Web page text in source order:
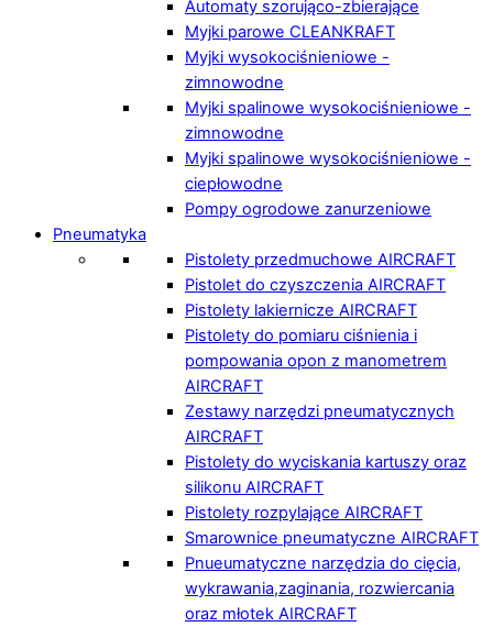
Automaty szorująco-zbierające
Myjki parowe CLEANKRAFT
Myjki wysokociśnieniowe -
zimnowodne
Myjki spalinowe wysokociśnieniowe -
zimnowodne
Myjki spalinowe wysokociśnieniowe -
ciepłowodne
Pompy ogrodowe zanurzeniowe
Pneumatyka
Pistolety przedmuchowe AIRCRAFT
Pistolet do czyszczenia AIRCRAFT
Pistolety lakiernicze AIRCRAFT
Pistolety do pomiaru ciśnienia i
pompowania opon z manometrem
AIRCRAFT
Zestawy narzędzi pneumatycznych
AIRCRAFT
Pistolety do wyciskania kartuszy oraz
silikonu AIRCRAFT
Pistolety rozpylające AIRCRAFT
Smarownice pneumatyczne AIRCRAFT
Pnueumatyczne narzędzia do cięcia,
wykrawania,zaginania, rozwiercania
oraz młotek AIRCRAFT